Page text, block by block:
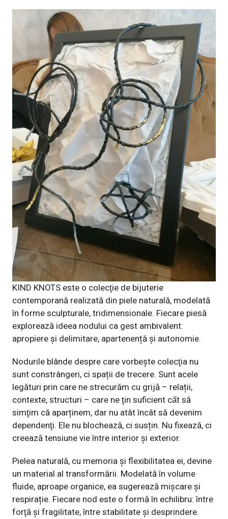
KIND KNOTS este o colecţie de bijuterie
contemporană realizată din piele naturală, modelată
în forme sculpturale, tridimensionale. Fiecare piesă
explorează ideea nodului ca gest ambivalent:
apropiere și delimitare, apartenență și autonomie.
Nodurile blânde despre care vorbește colecţia nu
sunt constrângeri, ci spații de trecere. Sunt acele
legături prin care ne strecurăm cu grijă – relații,
contexte, structuri – care ne ţin suficient cất să
simţim că aparținem, dar nu atât încât să devenim
dependenţi. Ele nu blochează, ci susțin. Nu fixează, ci
creează tensiune vie între interior și exterior.
Pielea naturală, cu memoria și flexibilitatea ei, devine
un material al transformării. Modelată în volume
fluide, aproape organice, ea sugerează mișcare și
respirație. Fiecare nod este o formă în echilibru: între
forţă și fragilitate, între stabilitate și desprindere.